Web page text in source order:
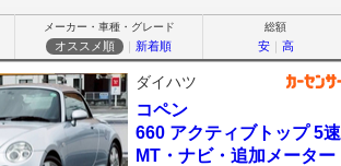
メーカー・車種・グレード
オススメ順 ｜ 新着順
総額
安｜ 高
ダイハツ
コペン
660 アクティブトップ 5速
MT・ナビ・追加メーター